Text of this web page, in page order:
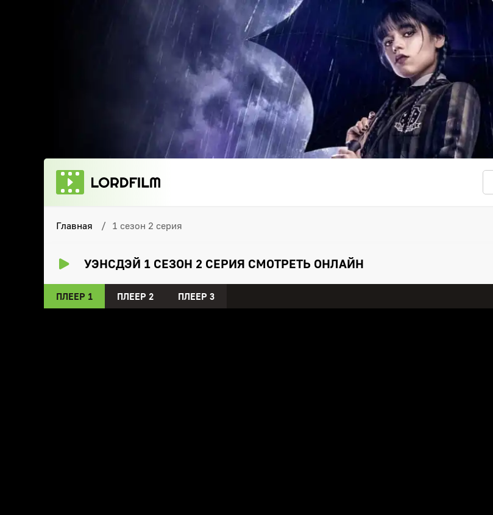
Главная 1 сезон 2 серия
УЭНСДЭЙ 1 СЕЗОН 2 СЕРИЯ СМОТРЕТЬ ОНЛАЙН
ПЛЕЕР 1 ПЛЕЕР 2 ПЛЕЕР 3